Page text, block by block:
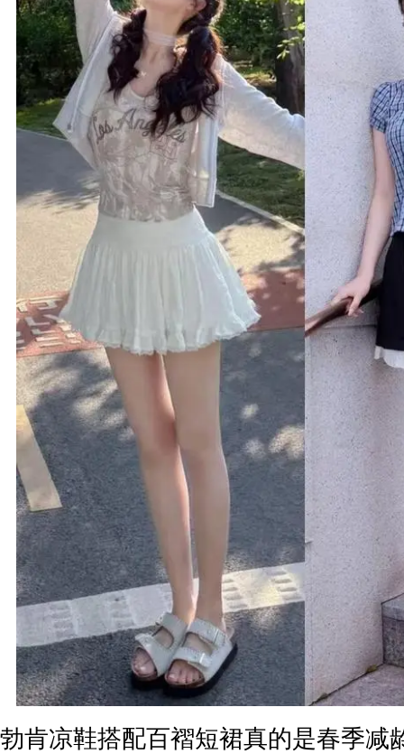
勃肯凉鞋搭配百褶短裙真的是春季减